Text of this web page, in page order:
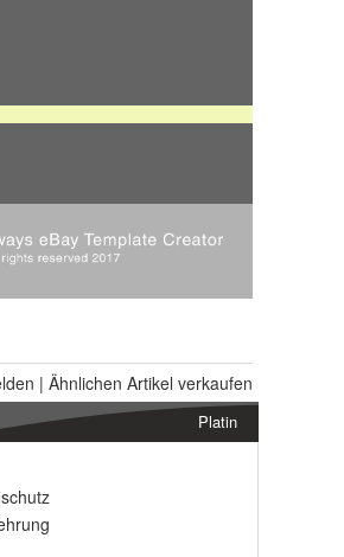
| Ähnlichen Artikel verkaufen
Platin